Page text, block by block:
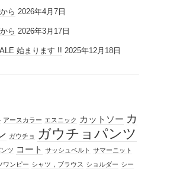
ら 2026年4月7日
ら 2026年3月17日
始まります !! 2025年12月18日
アースカラー エスニック カットソー カ
ガウチョ ガウチョパンツ
ツ コート サッシュベルト サマーニット
ワンピー シャツ，ブラウス ショルダー シー